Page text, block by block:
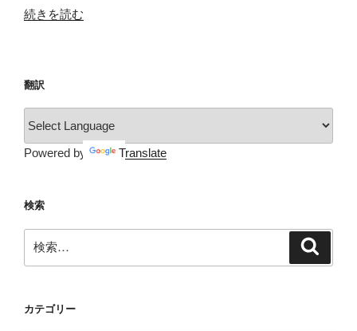
“YOUPAPER（vol.20）”
続きを読む
翻訳
Powered by Translate
検索
索:
カテゴリー